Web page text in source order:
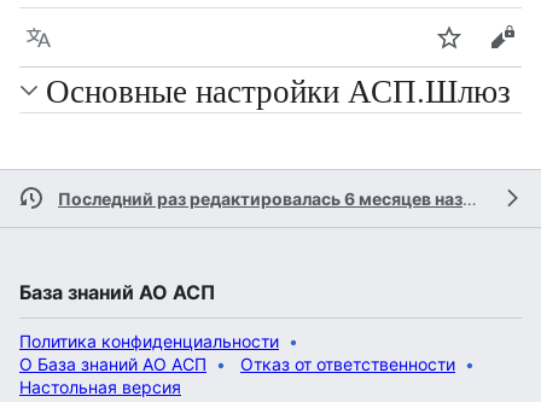
Язык Следить
Основные настройки АСП.Шлюз
Последний раз редактировалась 6 месяцев назад
База знаний АО АСП
Политика конфиденциальности
О База знаний АО АСП
Отказ от ответственности
Настольная версия